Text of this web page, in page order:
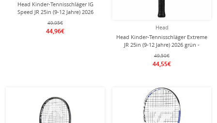
Head Kinder-Tennisschläger IG
Speed JR 25in (9-12 Jahre) 2026
schwarz/weiss - besaitet -
49,95€
44,96€
Head
Head Kinder-Tennisschläger Extreme
JR 25in (9-12 Jahre) 2026 grün -
besaitet -
49,50€
44,55€